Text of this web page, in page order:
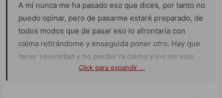
A mí nunca me ha pasado eso que dices, por tanto no
puedo opinar, pero de pasarme estaré preparado, de
todos modos que de pasar eso lo afrontaría con
calma retirándome y enseguida poner otro. Hay que
tener serenidad y no perder la calma y los nervios
actuando con naturalidad y saber que es algo que
Click para expandir ...